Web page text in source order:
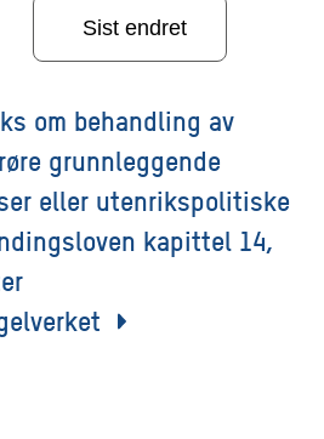
Sist endret
om behandling av
grunnleggende
eller utenrikspolitiske
kapittel 14,